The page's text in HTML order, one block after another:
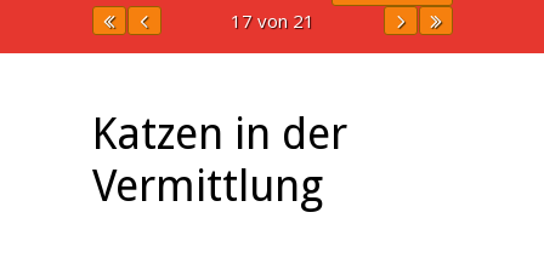
17 von 21
Katzen in der
Vermittlung